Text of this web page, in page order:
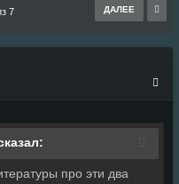
ДАЛЕЕ
7
про эти два